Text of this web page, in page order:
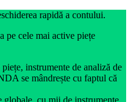
rapidă a contului.
pe cele mai active piețe
instrumente de analiză de
se mândrește cu faptul că
globale, cu mii de instrumente